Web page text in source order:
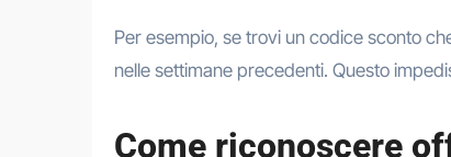
Per esempio, se trovi un codice sconto
nelle settimane precedenti. Questo
Come riconoscere